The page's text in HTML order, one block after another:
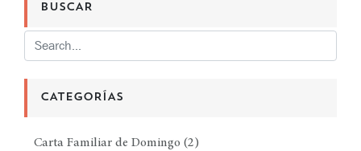
BUSCAR
CATEGORÍAS
Carta Familiar de Domingo (2)